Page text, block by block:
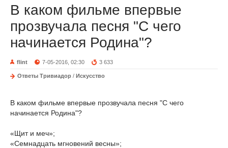
В каком фильме впервые
прозвучала песня "С чего
начинается Родина"?
flint 7-05-2016, 02:30 3 633
Ответы Тривиадор / Искусство
В каком фильме впервые прозвучала песня "С чего
начинается Родина"?
«Щит и меч»;
«Семнадцать мгновений весны»;